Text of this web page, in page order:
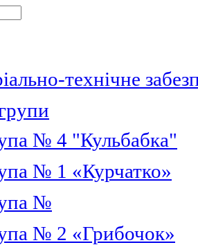
технічне
№ 4 "Кульбабка"
№ 1 «Курчатко»
№
№ 2 «Грибочок»